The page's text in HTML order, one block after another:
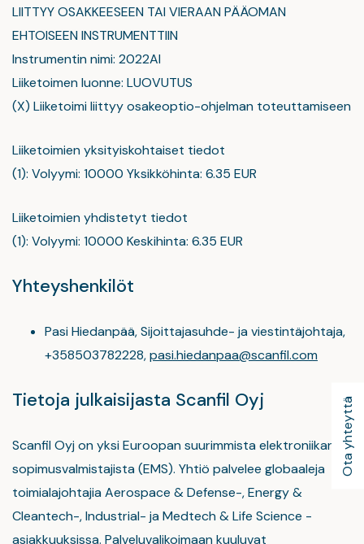
Ota yhteyttä
LIITTYY OSAKKEESEEN TAI VIERAAN PÄÄOMAN
EHTOISEEN INSTRUMENTTIIN
Instrumentin nimi: 2022AI
Liiketoimen luonne: LUOVUTUS
(X) Liiketoimi liittyy osakeoptio-ohjelman toteuttamiseen
Liiketoimien yksityiskohtaiset tiedot
(1): Volyymi: 10000 Yksikköhinta: 6.35 EUR
Liiketoimien yhdistetyt tiedot
(1): Volyymi: 10000 Keskihinta: 6.35 EUR
Yhteyshenkilöt
Pasi Hiedanpää, Sijoittajasuhde- ja viestintäjohtaja,
+358503782228,pasi.hiedanpaa@scanfil.com
Tietoja julkaisijasta Scanfil Oyj
Scanfil Oyj on yksi Euroopan suurimmista elektroniikan
sopimusvalmistajista (EMS). Yhtiö palvelee globaaleja
toimialajohtajia Aerospace & Defense-, Energy &
Cleantech-, Industrial- ja Medtech & Life Science -
asiakkuuksissa. Palveluvalikoimaan kuuluvat